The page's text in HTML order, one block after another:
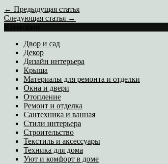
← Предыдущая статья
Следующая статья →
Двор и сад
Декор
Дизайн интерьера
Крыша
Материалы для ремонта и отделки
Окна и двери
Отопление
Ремонт и отделка
Сантехника и ванная
Стили интерьера
Строительство
Текстиль и аксессуары
Техника для дома
Уют и комфорт в доме